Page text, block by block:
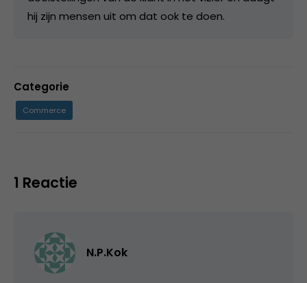
hij zijn mensen uit om dat ook te doen.
Categorie
Commerce
1 Reactie
N.P.Kok